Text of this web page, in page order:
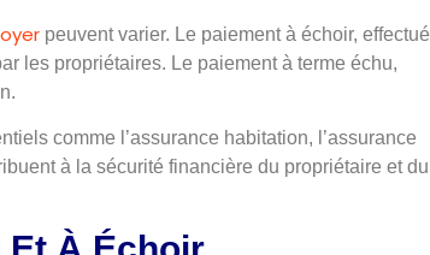
peuvent varier. Le paiement à échoir, effectué
les propriétaires. Le paiement à terme échu,
comme l’assurance habitation, l’assurance
à la sécurité financière du propriétaire et du